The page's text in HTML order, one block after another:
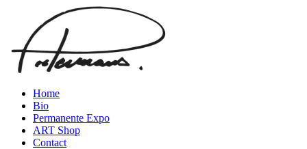
Home
Bio
Permanente Expo
ART Shop
Contact